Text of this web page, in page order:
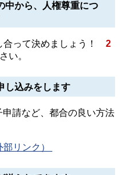
から、人権尊重につ
合って決めましょう！ 2
い。
込みをします
請など、都合の良い方法
リンク）